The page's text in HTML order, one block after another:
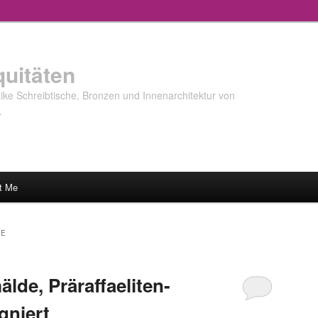
Schreibtische, Bronzen und Innenarchitektur von
Me
Präraffaeliten-